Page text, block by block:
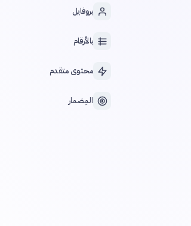
بروفايل
بالأرقام
محتوى متقدم
المِضمار